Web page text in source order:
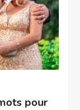
pour